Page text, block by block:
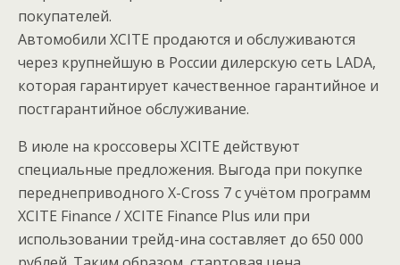
покупателей.
Автомобили XCITE продаются и обслуживаются
через крупнейшую в России дилерскую сеть LADA,
которая гарантирует качественное гарантийное и
постгарантийное обслуживание.
В июле на кроссоверы XCITE действуют
специальные предложения. Выгода при покупке
переднеприводного X-Cross 7 с учётом программ
XCITE Finance / XCITE Finance Plus или при
использовании трейд-ина составляет до 650 000